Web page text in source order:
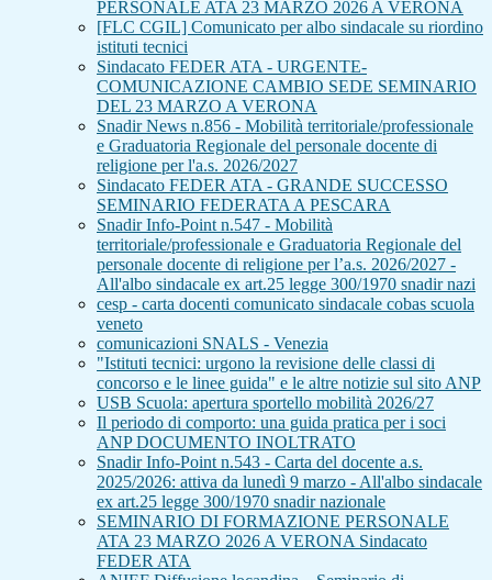
PERSONALE ATA 23 MARZO 2026 A VERONA
[FLC CGIL] Comunicato per albo sindacale su riordino
istituti tecnici
Sindacato FEDER ATA - URGENTE-
COMUNICAZIONE CAMBIO SEDE SEMINARIO
DEL 23 MARZO A VERONA
Snadir News n.856 - Mobilità territoriale/professionale
e Graduatoria Regionale del personale docente di
religione per l'a.s. 2026/2027
Sindacato FEDER ATA - GRANDE SUCCESSO
SEMINARIO FEDERATA A PESCARA
Snadir Info-Point n.547 - Mobilità
territoriale/professionale e Graduatoria Regionale del
personale docente di religione per l’a.s. 2026/2027 -
All'albo sindacale ex art.25 legge 300/1970 snadir nazi
cesp - carta docenti comunicato sindacale cobas scuola
veneto
comunicazioni SNALS - Venezia
"Istituti tecnici: urgono la revisione delle classi di
concorso e le linee guida" e le altre notizie sul sito ANP
USB Scuola: apertura sportello mobilità 2026/27
Il periodo di comporto: una guida pratica per i soci
ANP DOCUMENTO INOLTRATO
Snadir Info-Point n.543 - Carta del docente a.s.
2025/2026: attiva da lunedì 9 marzo - All'albo sindacale
ex art.25 legge 300/1970 snadir nazionale
SEMINARIO DI FORMAZIONE PERSONALE
ATA 23 MARZO 2026 A VERONA Sindacato
FEDER ATA